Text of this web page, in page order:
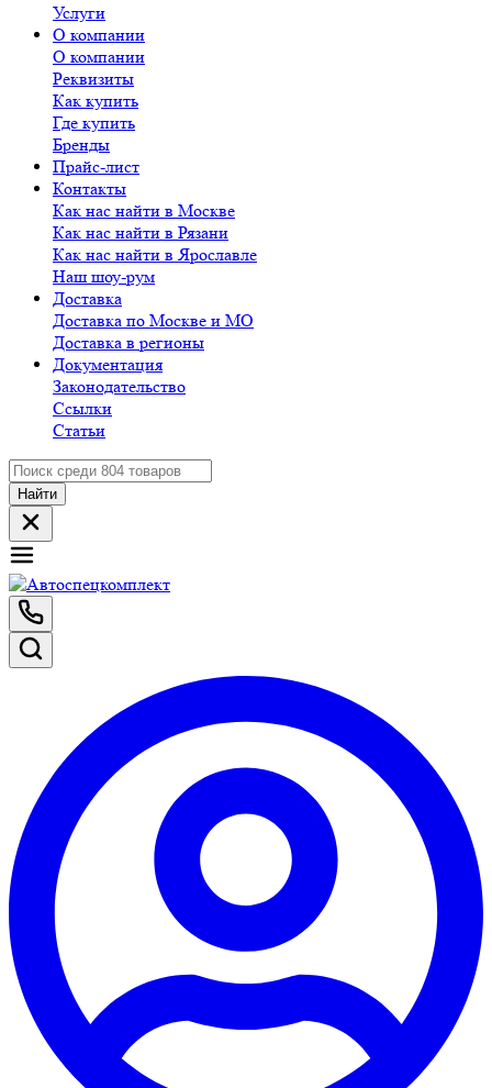
Услуги
О компании
О компании
Реквизиты
Как купить
Где купить
Бренды
Прайс-лист
Контакты
Как нас найти в Москве
Как нас найти в Рязани
Как нас найти в Ярославле
Наш шоу-рум
Доставка
Доставка по Москве и МО
Доставка в регионы
Документация
Законодательство
Ссылки
Статьи
Найти